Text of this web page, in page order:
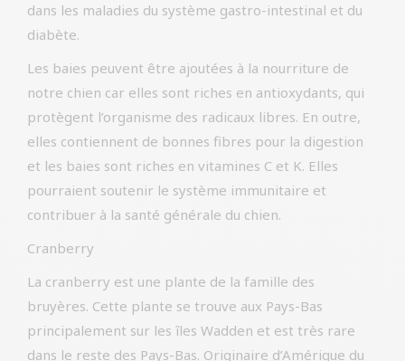
dans les maladies du système gastro-intestinal et du
diabète.
Les baies peuvent être ajoutées à la nourriture de
notre chien car elles sont riches en antioxydants, qui
protègent l’organisme des radicaux libres. En outre,
elles contiennent de bonnes fibres pour la digestion
et les baies sont riches en vitamines C et K. Elles
pourraient soutenir le système immunitaire et
contribuer à la santé générale du chien.
Cranberry
La cranberry est une plante de la famille des
bruyères. Cette plante se trouve aux Pays-Bas
principalement sur les îles Wadden et est très rare
dans le reste des Pays-Bas. Originaire d’Amérique du